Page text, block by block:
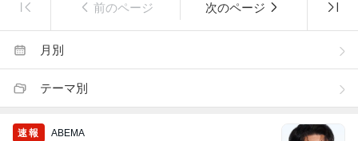
前のページ 次のページ
月別
テーマ別
速報 ABEMA